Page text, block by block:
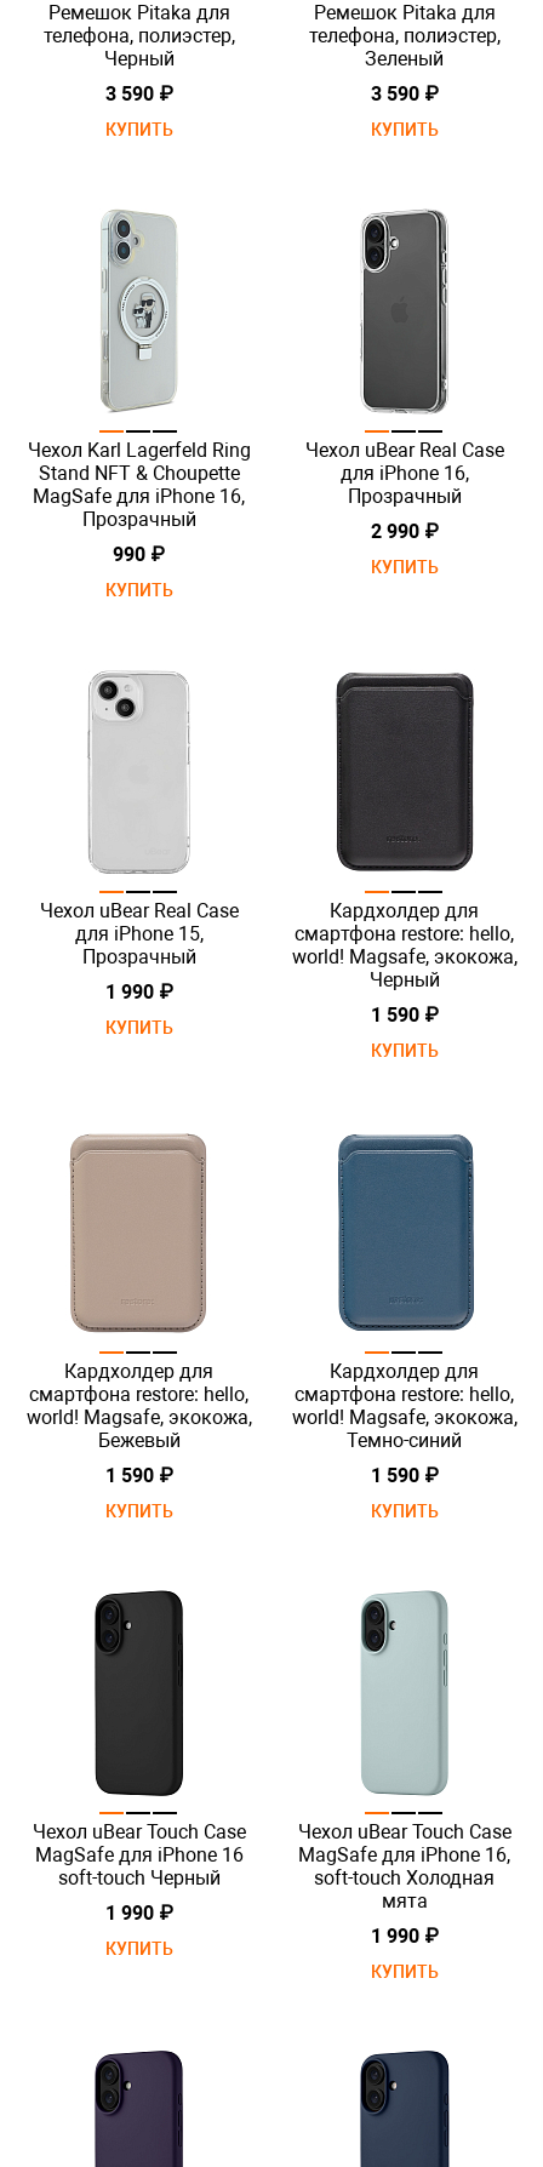
Ремешок Pitaka для
телефона, полиэстер,
Черный
3 590 ₽
КУПИТЬ
Ремешок Pitaka для
телефона, полиэстер,
Зеленый
3 590 ₽
КУПИТЬ
Чехол Karl Lagerfeld Ring
Stand NFT & Choupette
MagSafe для iPhone 16,
Прозрачный
990 ₽
КУПИТЬ
Чехол uBear Real Case
для iPhone 16,
Прозрачный
2 990 ₽
КУПИТЬ
Чехол uBear Real Case
для iPhone 15,
Прозрачный
1 990 ₽
КУПИТЬ
Кардхолдер для
смартфона restore: hello,
world! Magsafe, экокожа,
Черный
1 590 ₽
КУПИТЬ
Кардхолдер для
смартфона restore: hello,
world! Magsafe, экокожа,
Бежевый
1 590 ₽
КУПИТЬ
Кардхолдер для
смартфона restore: hello,
world! Magsafe, экокожа,
Темно-синий
1 590 ₽
КУПИТЬ
Чехол uBear Touch Case
MagSafe для iPhone 16
soft-touch Черный
1 990 ₽
КУПИТЬ
Чехол uBear Touch Case
MagSafe для iPhone 16,
soft-touch Холодная
мята
1 990 ₽
КУПИТЬ